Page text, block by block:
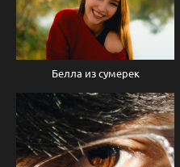
Белла из сумерек